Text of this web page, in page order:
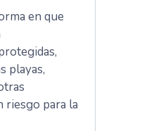
en que
playas,
riesgo para la